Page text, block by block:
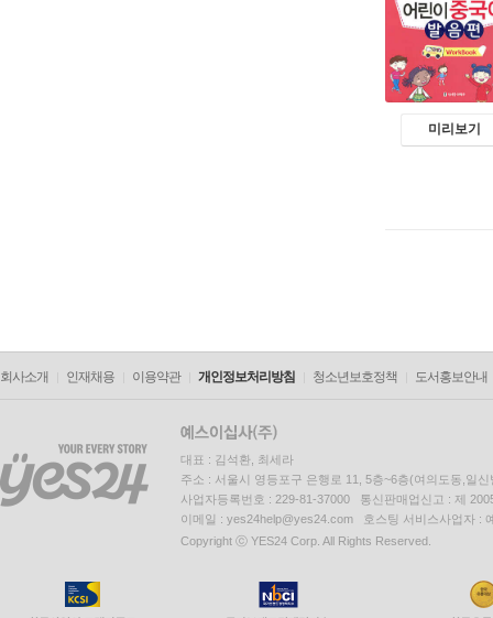
미리보기
회사소개 인재채용 이용약관 개인정보처리방침 청소년보호정책 도서홍보안내
대표 : 김석환, 최세라
주소 : 서울시 영등포구 은행로 11, 5층~6층(여의도동,일신
사업자등록번호 : 229-81-37000 통신판매업신고 : 제
이메일 : yes24help@yes24.com 호스팅 서비스사업자 :
Copyright ⓒ YES24 Corp. All Rights Reserved.